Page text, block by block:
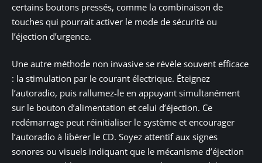
certains boutons pressés, comme la combinaison de
touches qui pourrait activer le mode de sécurité ou
l’éjection d’urgence.
Une autre méthode non invasive se révèle souvent efficace
: la stimulation par le courant électrique. Éteignez
l’autoradio, puis rallumez-le en appuyant simultanément
sur le bouton d’alimentation et celui d’éjection. Ce
redémarrage peut réinitialiser le système et encourager
l’autoradio à libérer le CD. Soyez attentif aux signes
sonores ou visuels indiquant que le mécanisme d’éjection